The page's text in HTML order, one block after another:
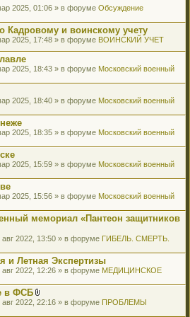
2025, 01:06 » в форуме Обсуждение
Кадровому и воинскому учету
2025, 17:48 » в форуме ВОИНСКИЙ УЧЕТ
2025, 18:43 » в форуме Московский военный
2025, 18:40 » в форуме Московский военный
2025, 18:35 » в форуме Московский военный
2025, 15:59 » в форуме Московский военный
2025, 15:56 » в форуме Московский военный
мемориал «Пантеон защитников
авг 2022, 13:50 » в форуме ГИБЕЛЬ. СМЕРТЬ.
и Летная Экспертизы
авг 2022, 12:26 » в форуме МЕДИЦИНСКОЕ
в ФСБ
В
авг 2022, 22:16 » в форуме ПРОБЛЕМЫ